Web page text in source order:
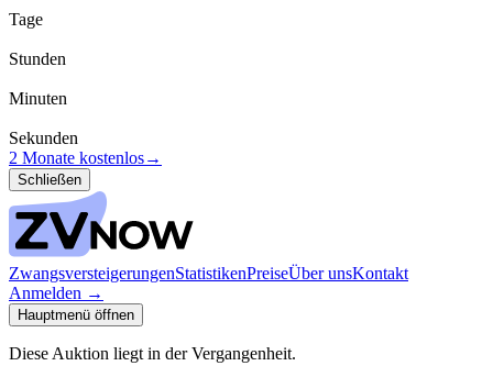
Tage
Stunden
Minuten
Sekunden
2 Monate kostenlos→
Schließen
ZwangsversteigerungenStatistikenPreiseÜber unsKontakt
Anmelden →
Hauptmenü öffnen
Diese Auktion liegt in der Vergangenheit.